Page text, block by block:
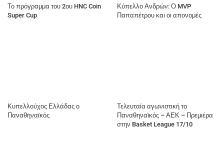
Το πρόγραμμα του 2ου HNC Coin
Super Cup
Κύπελλο Ανδρών: Ο MVP
Παπαπέτρου και οι απονομές
Κυπελλούχος Ελλάδας ο
Παναθηναϊκός
Τελευταία αγωνιστική το
Παναθηναϊκός – ΑΕΚ – Πρεμιέρα
στην Basket League 17/10